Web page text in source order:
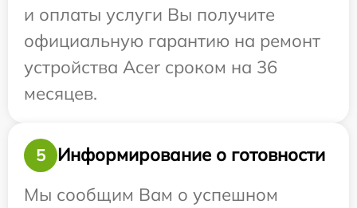
и оплаты услуги Вы получите
официальную гарантию на ремонт
устройства Acer сроком на 36
месяцев.
5
Информирование о готовности
Мы сообщим Вам о успешном